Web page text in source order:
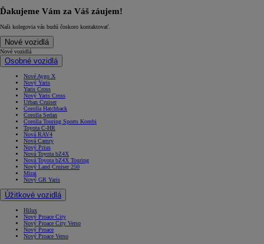
Ďakujeme Vám za Váš záujem!
Naši kolegovia vás budú čoskoro kontaktovať.
Nové vozidlá
Nové vozidlá
Osobné vozidlá
Nové Aygo X
Nový Yaris
Yaris Cross
Nový Yaris Cross
Urban Cruiser
Corolla Hatchback
Corolla Sedan
Corolla Touring Sports Kombi
Toyota C-HR
Nová RAV4
Nová Camry
Nový Prius
Nová Toyota bZ4X
Nová Toyota bZ4X Touring
Nový Land Cruiser 250
Mirai
Nový GR Yaris
Úžitkové vozidlá
Hilux
Nový Proace City
Nový Proace City Verso
Nový Proace
Nový Proace Verso